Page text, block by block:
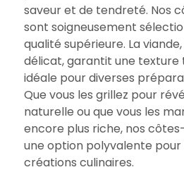
saveur et de tendreté. Nos
sont soigneusement
qualité supérieure. La viande,
délicat, garantit une texture
idéale pour diverses
Que vous les grillez pour
naturelle ou que vous les
encore plus riche, nos
une option polyvalente pour
créations culinaires.